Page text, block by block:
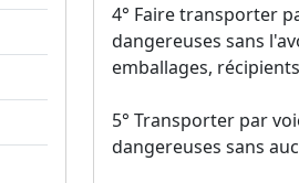
4° Faire transporter
dangereuses sans
emballages,
5° Transporter par
dangereuses sans